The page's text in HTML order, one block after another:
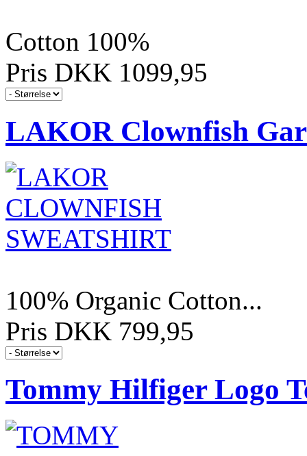
Cotton 100%
Pris DKK 1099,95
LAKOR Clownfish
100% Organic Cotton...
Pris DKK 799,95
Tommy Hilfiger Logo